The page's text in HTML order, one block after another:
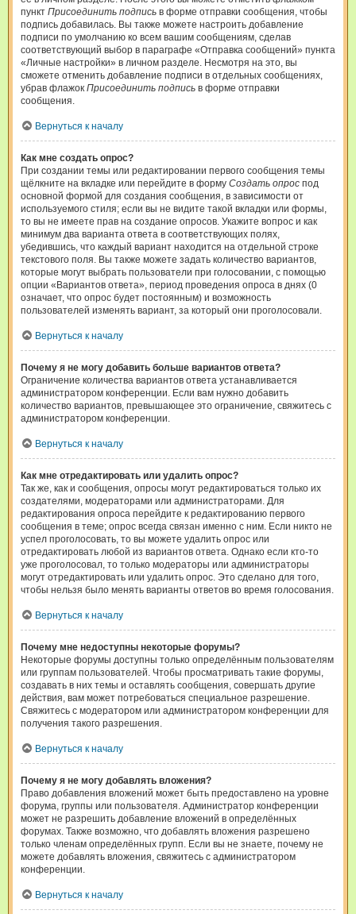
пункт Присоединить подпись в форме отправки сообщения, чтобы
подпись добавилась. Вы также можете настроить добавление
подписи по умолчанию ко всем вашим сообщениям, сделав
соответствующий выбор в параграфе «Отправка сообщений» пункта
«Личные настройки» в личном разделе. Несмотря на это, вы
сможете отменить добавление подписи в отдельных сообщениях,
убрав флажок Присоединить подпись в форме отправки
сообщения.
Вернуться к началу
Как мне создать опрос?
При создании темы или редактировании первого сообщения темы
щёлкните на вкладке или перейдите в форму Создать опрос под
основной формой для создания сообщения, в зависимости от
используемого стиля; если вы не видите такой вкладки или формы,
то вы не имеете прав на создание опросов. Укажите вопрос и как
минимум два варианта ответа в соответствующих полях,
убедившись, что каждый вариант находится на отдельной строке
текстового поля. Вы также можете задать количество вариантов,
которые могут выбрать пользователи при голосовании, с помощью
опции «Вариантов ответа», период проведения опроса в днях (0
означает, что опрос будет постоянным) и возможность
пользователей изменять вариант, за который они проголосовали.
Вернуться к началу
Почему я не могу добавить больше вариантов ответа?
Ограничение количества вариантов ответа устанавливается
администратором конференции. Если вам нужно добавить
количество вариантов, превышающее это ограничение, свяжитесь с
администратором конференции.
Вернуться к началу
Как мне отредактировать или удалить опрос?
Так же, как и сообщения, опросы могут редактироваться только их
создателями, модераторами или администраторами. Для
редактирования опроса перейдите к редактированию первого
сообщения в теме; опрос всегда связан именно с ним. Если никто не
успел проголосовать, то вы можете удалить опрос или
отредактировать любой из вариантов ответа. Однако если кто-то
уже проголосовал, то только модераторы или администраторы
могут отредактировать или удалить опрос. Это сделано для того,
чтобы нельзя было менять варианты ответов во время голосования.
Вернуться к началу
Почему мне недоступны некоторые форумы?
Некоторые форумы доступны только определённым пользователям
или группам пользователей. Чтобы просматривать такие форумы,
создавать в них темы и оставлять сообщения, совершать другие
действия, вам может потребоваться специальное разрешение.
Свяжитесь с модератором или администратором конференции для
получения такого разрешения.
Вернуться к началу
Почему я не могу добавлять вложения?
Право добавления вложений может быть предоставлено на уровне
форума, группы или пользователя. Администратор конференции
может не разрешить добавление вложений в определённых
форумах. Также возможно, что добавлять вложения разрешено
только членам определённых групп. Если вы не знаете, почему не
можете добавлять вложения, свяжитесь с администратором
конференции.
Вернуться к началу